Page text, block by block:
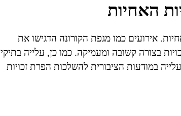
האחיות
אירועים כמו מגפת הקורונה הדגישו את
בצורה קשובה ומעמיקה. כמו כן, עלייה בתיקי
במודעות הציבורית להשלכות הפרת זכויות